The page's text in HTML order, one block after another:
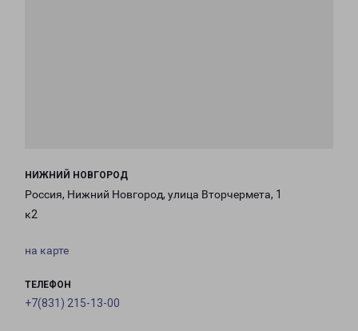
НИЖНИЙ НОВГОРОД
Россия, Нижний Новгород, улица Вторчермета, 1
к2
на карте
ТЕЛЕФОН
+7(831) 215-13-00